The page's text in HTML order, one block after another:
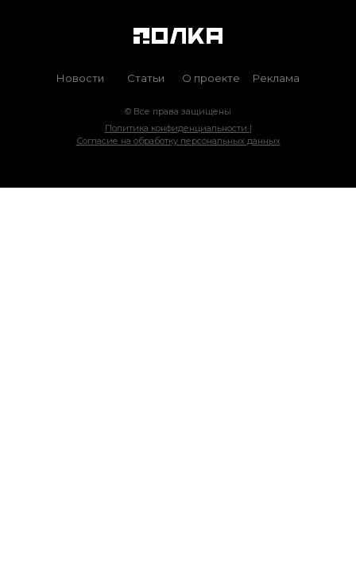
© Все права защищены
Согласие на обработку персональных данных
Политика конфиденциальности |
Новости О проекте
Статьи Реклама